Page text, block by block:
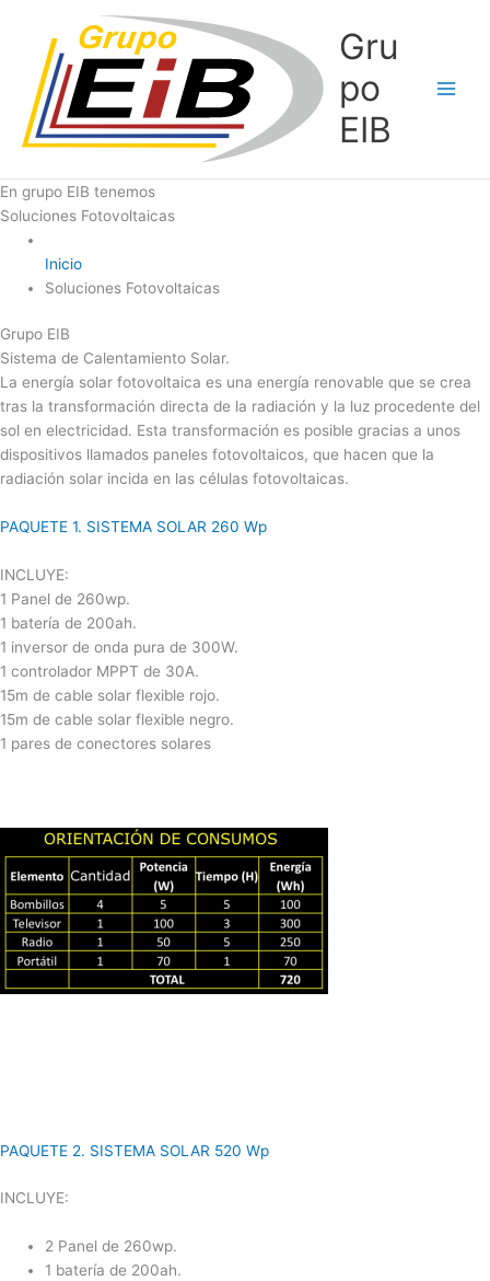
contenido
Gru
po
EIB
En grupo EIB tenemos
Soluciones Fotovoltaicas
Inicio
Soluciones Fotovoltaicas
Grupo EIB
Sistema de Calentamiento Solar.
La energía solar fotovoltaica es una energía renovable que se crea
tras la transformación directa de la radiación y la luz procedente del
sol en electricidad. Esta transformación es posible gracias a unos
dispositivos llamados paneles fotovoltaicos, que hacen que la
radiación solar incida en las células fotovoltaicas.
PAQUETE 1. SISTEMA SOLAR 260 Wp
INCLUYE:
1 Panel de 260wp.
1 batería de 200ah.
1 inversor de onda pura de 300W.
1 controlador MPPT de 30A.
15m de cable solar flexible rojo.
15m de cable solar flexible negro.
1 pares de conectores solares
PAQUETE 2. SISTEMA SOLAR 520 Wp
INCLUYE:
2 Panel de 260wp.
1 batería de 200ah.